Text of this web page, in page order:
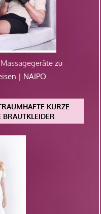
Massagegeräte zu
| NAIPO
KURZE
BRAUTKLEIDER